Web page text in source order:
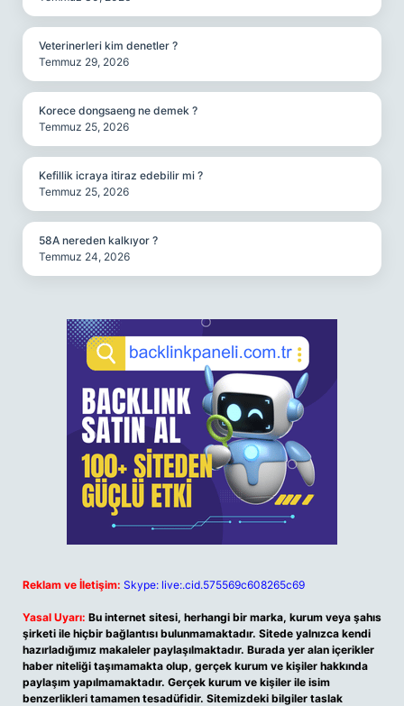
Veterinerleri kim denetler ?
Temmuz 29, 2026
Korece dongsaeng ne demek ?
Temmuz 25, 2026
Kefillik icraya itiraz edebilir mi ?
Temmuz 25, 2026
58A nereden kalkıyor ?
Temmuz 24, 2026
Reklam ve İletişim: Skype: live:.cid.575569c608265c69
Yasal Uyarı: Bu internet sitesi, herhangi bir marka, kurum veya şahıs
şirketi ile hiçbir bağlantısı bulunmamaktadır. Sitede yalnızca kendi
hazırladığımız makaleler paylaşılmaktadır. Burada yer alan içerikler
haber niteliği taşımamakta olup, gerçek kurum ve kişiler hakkında
paylaşım yapılmamaktadır. Gerçek kurum ve kişiler ile isim
benzerlikleri tamamen tesadüfidir. Sitemizdeki bilgiler taslak